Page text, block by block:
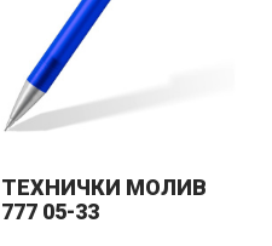
ТЕХНИЧКИ МОЛИВ
777 05-33